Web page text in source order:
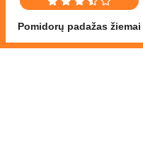
Pomidorų padažas žiemai